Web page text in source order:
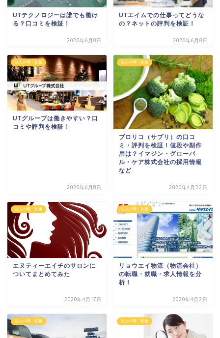
UTテクノロジーは誰でも働け
る？口コミを検証！
2020年6月8日
UTエイムでの仕事ってどうな
の？ネットの評判を検証！
2020年6月8日
法人の噂・真相
UTグループは働きやすい？口
コミや評判を検証！
2020年6月8日
法人の噂・真相
ブロリコ（サプリ）の口コ
ミ・評判を検証！値段や副作
用は？イマジン・グローバ
ル・ケア株式会社の採用情報
など
2020年4月22日
法人の噂・真相
エヌティーエイチのサロンに
ついてまとめてみた
2020年4月17日
法人の噂・真相
リョウエイ物流（物流会社）
の転職・就職・求人情報を分
析！
2020年4月2日
法人の噂・真相 法人の噂・真相